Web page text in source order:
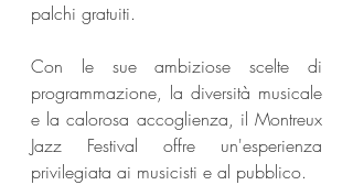
palchi gratuiti.
Con le sue ambiziose scelte di
programmazione, la diversità musicale
e la calorosa accoglienza, il Montreux
Jazz Festival offre un'esperienza
privilegiata ai musicisti e al pubblico.